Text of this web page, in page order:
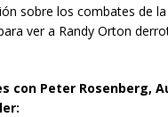
sobre los combates de
ver a Randy Orton
con Peter Rosenberg,